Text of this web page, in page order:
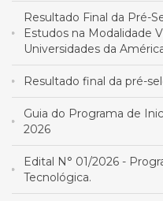
Resultado Final da Pré-
Estudos na Modalidade
Universidades da
Resultado final da pré-
Guia do Programa de
2026
Edital N° 01/2026 -
Tecnológica.